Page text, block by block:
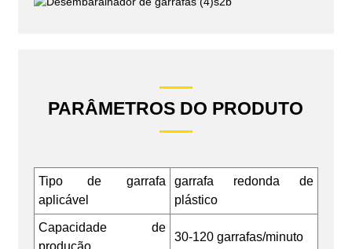
PARÂMETROS DO PRODUTO
Tipo de garrafa
aplicável
garrafa redonda de
plástico
Capacidade de
produção
30-120 garrafas/minuto